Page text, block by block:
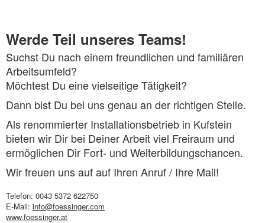
Werde Teil unseres Teams!
Suchst Du nach einem freundlichen und familiären
Arbeitsumfeld?
Möchtest Du eine vielseitige Tätigkeit?
Dann bist Du bei uns genau an der richtigen Stelle.
Als renommierter Installationsbetrieb in Kufstein
bieten wir Dir bei Deiner Arbeit viel Freiraum und
ermöglichen Dir Fort- und Weiterbildungschancen.
Wir freuen uns auf auf Ihren Anruf / Ihre Mail!
Telefon: 0043 5372 622750
E-Mail: info@foessinger.com
www.foessinger.at